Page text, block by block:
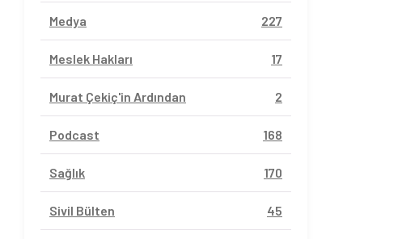
Medya 227
Meslek Hakları 17
Murat Çekiç'in Ardından 2
Podcast 168
Sağlık 170
Sivil Bülten 45